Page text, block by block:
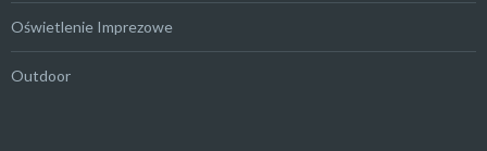
Oświetlenie Imprezowe
Outdoor